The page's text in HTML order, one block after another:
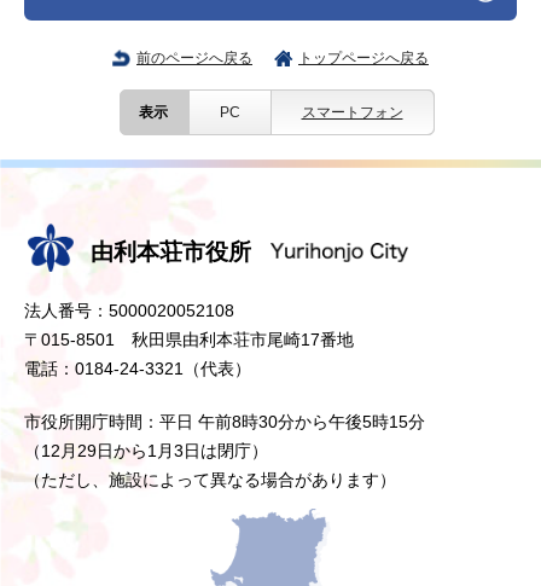
前のページへ戻る トップページへ戻る
表示 PC スマートフォン
由利本荘市役所
法人番号：5000020052108
〒015-8501 秋田県由利本荘市尾崎17番地
電話：0184-24-3321（代表）
市役所開庁時間：平日 午前8時30分から午後5時15分
（12月29日から1月3日は閉庁）
（ただし、施設によって異なる場合があります）